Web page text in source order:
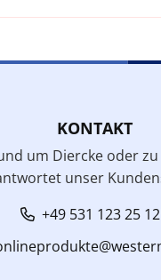
KONTAKT
um Diercke oder
unser
+49 531 123 25